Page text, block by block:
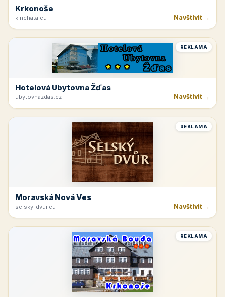
Krkonoše
kinchata.eu Navštívit →
REKLAMA
Hotelová Ubytovna Žďas
ubytovnazdas.cz Navštívit →
REKLAMA
Moravská Nová Ves
selsky-dvur.eu Navštívit →
REKLAMA